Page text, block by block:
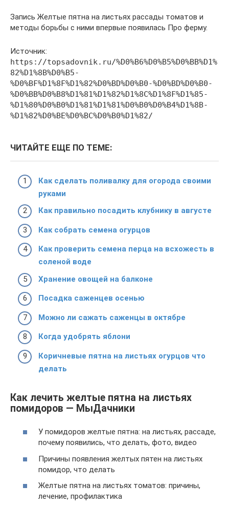
Запись Желтые пятна на листьях рассады томатов и
методы борьбы с ними впервые появилась Про ферму.
Источник:
https://topsadovnik.ru/%D0%B6%D0%B5%D0%BB%D1%
82%D1%8B%D0%B5-
%D0%BF%D1%8F%D1%82%D0%BD%D0%B0-%D0%BD%D0%B0-
%D0%BB%D0%B8%D1%81%D1%82%D1%8C%D1%8F%D1%85-
%D1%80%D0%B0%D1%81%D1%81%D0%B0%D0%B4%D1%8B-
%D1%82%D0%BE%D0%BC%D0%B0%D1%82/
ЧИТАЙТЕ ЕЩЕ ПО ТЕМЕ:
Как сделать поливалку для огорода своими
руками
Как правильно посадить клубнику в августе
Как собрать семена огурцов
Как проверить семена перца на всхожесть в
соленой воде
Хранение овощей на балконе
Посадка саженцев осенью
Можно ли сажать саженцы в октябре
Когда удобрять яблони
Коричневые пятна на листьях огурцов что
делать
Как лечить желтые пятна на листьях
помидоров — МыДачники
У помидоров желтые пятна: на листьях, рассаде,
почему появились, что делать, фото, видео
Причины появления желтых пятен на листьях
помидор, что делать
Желтые пятна на листьях томатов: причины,
лечение, профилактика